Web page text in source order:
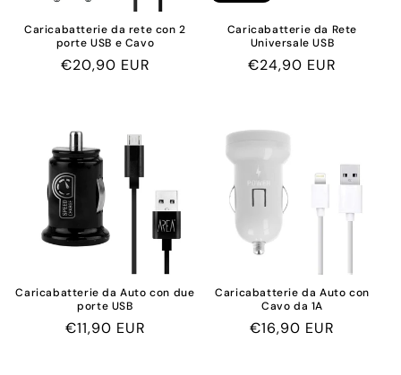
n
Caricabatterie da rete con 2
porte USB e Cavo
Prix
€20,90 EUR
Caricabatterie da Rete
Universale USB
Prix
€24,90 EUR
Caricabatterie da Auto con due
porte USB
Prix
€11,90 EUR
Caricabatterie da Auto con
Cavo da 1A
Prix
€16,90 EUR